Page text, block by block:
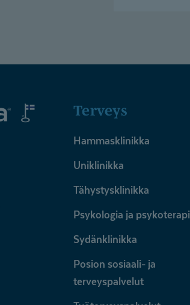
Terveys
Hammasklinikka
Uniklinikka
Tähystysklinikka
Psykologia ja
Sydänklinikka
Posion sosiaali- ja
terveyspalvelut